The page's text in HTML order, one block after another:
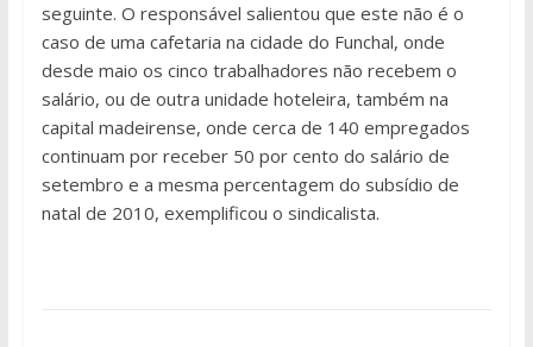
seguinte. O responsável salientou que este não é o
caso de uma cafetaria na cidade do Funchal, onde
desde maio os cinco trabalhadores não recebem o
salário, ou de outra unidade hoteleira, também na
capital madeirense, onde cerca de 140 empregados
continuam por receber 50 por cento do salário de
setembro e a mesma percentagem do subsídio de
natal de 2010, exemplificou o sindicalista.